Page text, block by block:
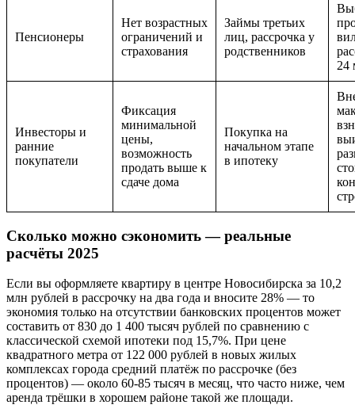
Пенсионеры
Нет возрастных
ограничений и
страхования
Займы третьих
лиц, рассрочка у
родственников
24
Инвесторы и
ранние
покупатели
Фиксация
минимальной
цены,
возможность
продать выше к
сдаче дома
Покупка на
начальном этапе
в ипотеку
Сколько можно сэкономить — реальные
расчёты 2025
Если вы оформляете квартиру в центре Новосибирска за 10,2
млн рублей в рассрочку на два года и вносите 28% — то
экономия только на отсутствии банковских процентов может
составить от 830 до 1 400 тысяч рублей по сравнению с
классической схемой ипотеки под 15,7%. При цене
квадратного метра от 122 000 рублей в новых жилых
комплексах города средний платёж по рассрочке (без
процентов) — около 60-85 тысяч в месяц, что часто ниже, чем
аренда трёшки в хорошем районе такой же площади.